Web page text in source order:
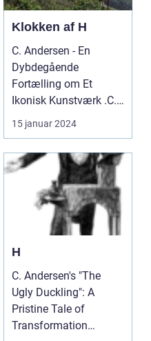
Klokken af H
C. Andersen - En
Dybdegående
Fortælling om Et
Ikonisk Kunstværk .C.
Andersen - Et Ikonisk
Kunstvær...
15 januar 2024
H
C. Andersen's "The
Ugly Duckling": A
Pristine Tale of
Transformation